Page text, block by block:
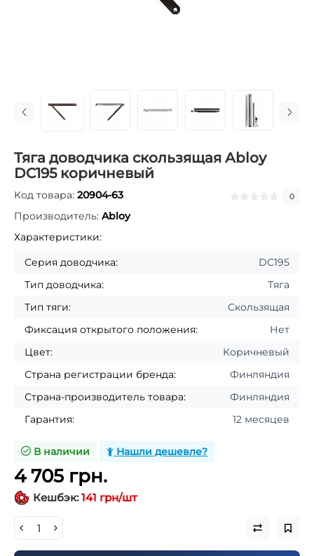
Тяга доводчика скользящая Abloy
DC195 коричневый
0
Код товара: 20904-63
Производитель: Abloy
Характеристики:
Серия доводчика:
DC195
Тип доводчика:
Тяга
Тип тяги:
Скользящая
Фиксация открытого положения:
Нет
Цвет:
Коричневый
Страна регистрации бренда:
Финляндия
Страна-производитель товара:
Финляндия
Гарантия:
12 месяцев
В наличии Нашли дешевле?
4 705 грн.
Кешбэк:141 грн/шт